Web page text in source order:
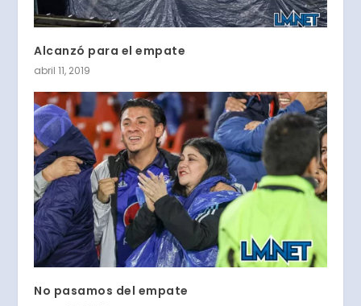
Alcanzó para el empate
abril 11, 2019
No pasamos del empate